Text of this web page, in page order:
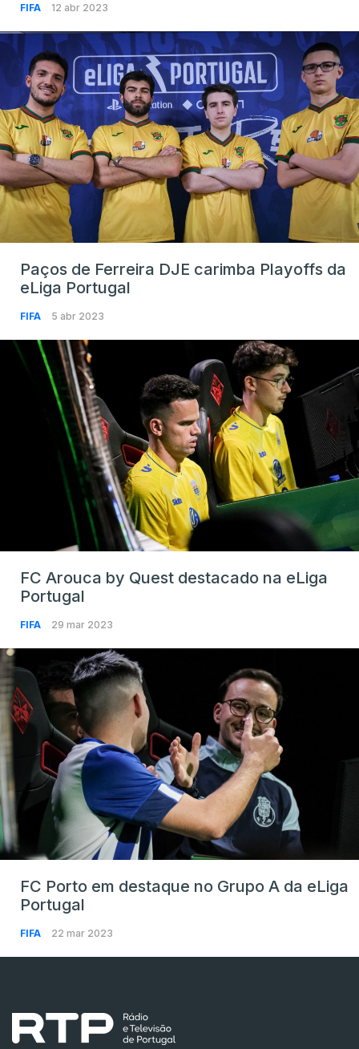
FIFA 12 abr 2023
Paços de Ferreira DJE carimba Playoffs da
eLiga Portugal
FIFA 5 abr 2023
FC Arouca by Quest destacado na eLiga
Portugal
FIFA 29 mar 2023
FC Porto em destaque no Grupo A da eLiga
Portugal
FIFA 22 mar 2023